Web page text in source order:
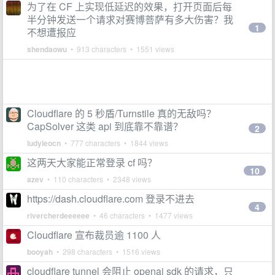
为了在 CF 上实现低延迟的效果，打开页面后每
半分钟发送一个请求对赛博菩萨有多大伤害？我
不想遭报应
shendaowu • 913 characters • 1551 views
1
Cloudflare 的 5 秒盾/Turnstile 真的无敌吗？
CapSolver 这类 api 到底靠不靠谱？
ludyleocn • 777 characters • 1844 views
2
这两天大家能正常登录 cf 吗？
azev • 110 characters • 2348 views
10
https://dash.cloudflare.com 登录不进去
rivercherdeeeeee • 46 characters • 1477 views
4
Cloudflare 宣布裁员逾 1100 人
booyah • 298 characters • 1516 views
cloudflare tunnel 会阻止 openai sdk 的请求，只